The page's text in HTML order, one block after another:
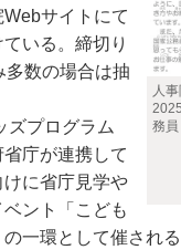
人
務員
サイトにて
いる。締切り
多数の場合は抽
プログラム
庁が連携して
に省庁見学や
ント「こども
一環として催され